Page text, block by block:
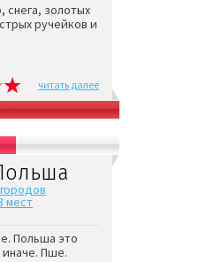
снега, золотых
ручейков и
читать далее
мест
Польша это
Пше.